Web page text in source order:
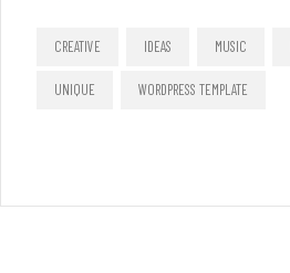
CREATIVE IDEAS MUSIC
UNIQUE WORDPRESS TEMPLATE